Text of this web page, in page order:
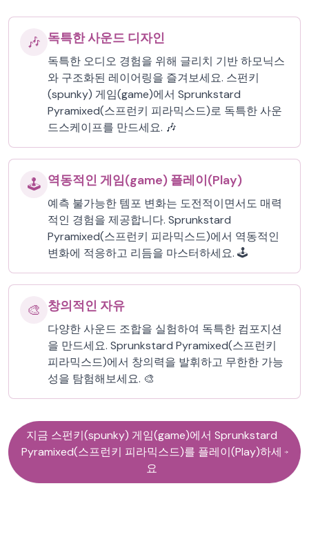
🎶 독특한 사운드 디자인
독특한 오디오 경험을 위해 글리치 기반 하모닉스
와 구조화된 레이어링을 즐겨보세요. 스펀키
(spunky) 게임(game)에서 Sprunkstard
Pyramixed(스프런키 피라믹스드)로 독특한 사운
드스케이프를 만드세요. 🎶
🕹️ 역동적인 게임(game) 플레이(Play)
예측 불가능한 템포 변화는 도전적이면서도 매력
적인 경험을 제공합니다. Sprunkstard
Pyramixed(스프런키 피라믹스드)에서 역동적인
변화에 적응하고 리듬을 마스터하세요. 🕹️
🎨 창의적인 자유
다양한 사운드 조합을 실험하여 독특한 컴포지션
을 만드세요. Sprunkstard Pyramixed(스프런키
피라믹스드)에서 창의력을 발휘하고 무한한 가능
성을 탐험해보세요. 🎨
지금 스펀키(spunky) 게임(game)에서 Sprunkstard
Pyramixed(스프런키 피라믹스드)를 플레이(Play)하세
요